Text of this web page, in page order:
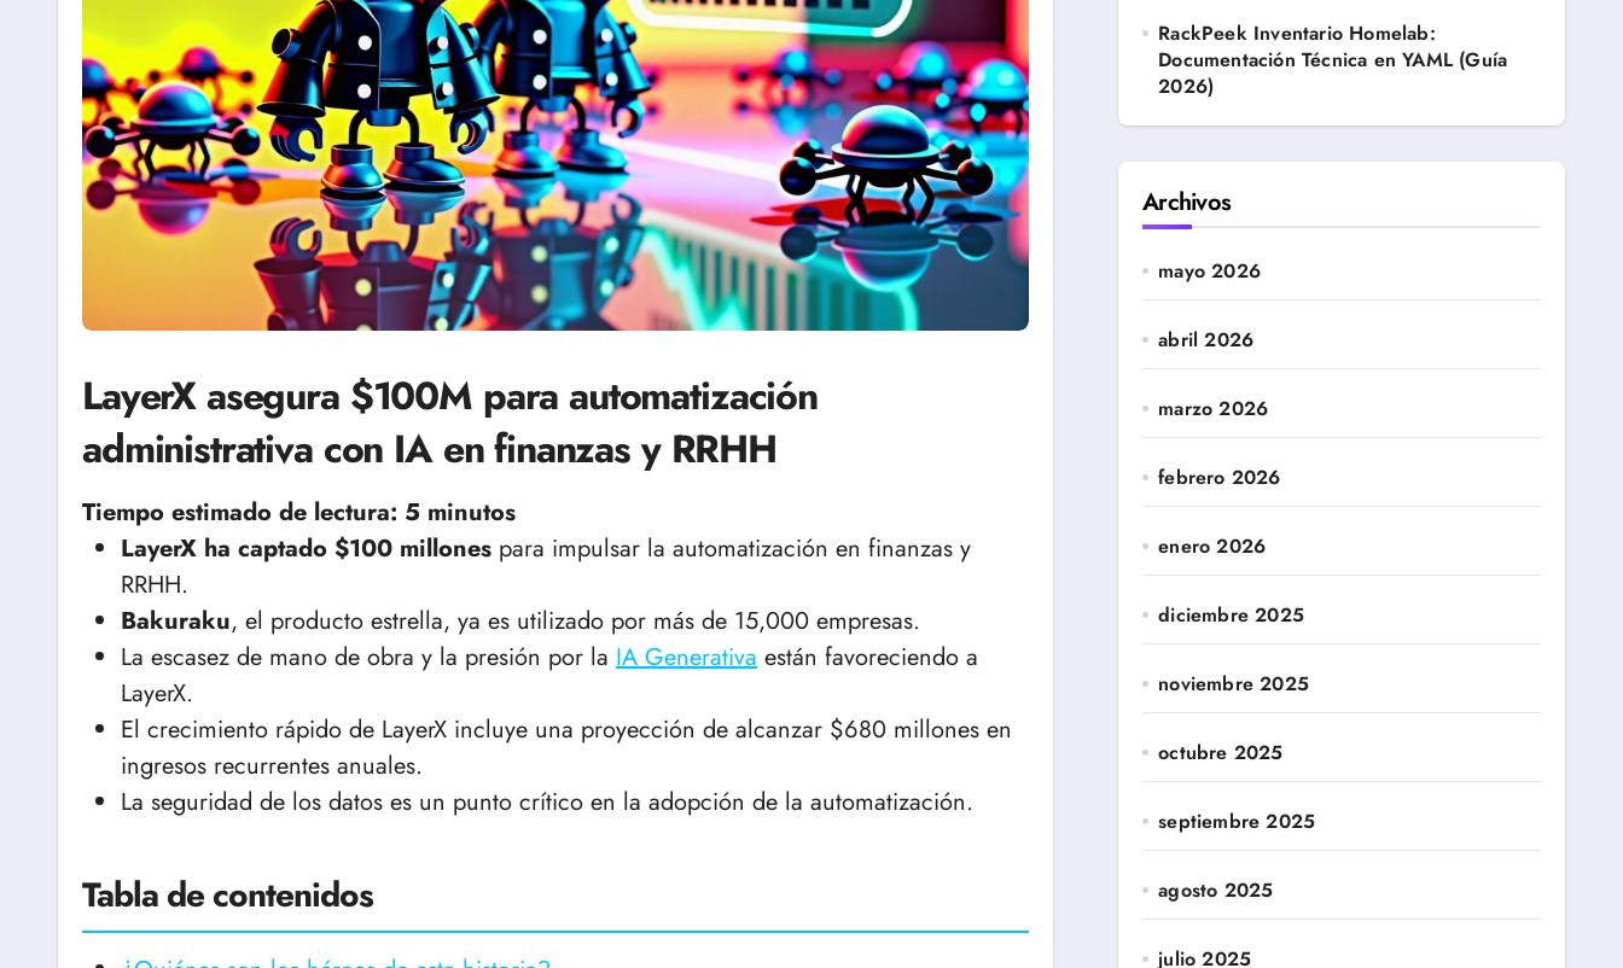
LayerX asegura $100M para automatización
administrativa con IA en finanzas y RRHH
Tiempo estimado de lectura: 5 minutos
LayerX ha captado $100 millones para impulsar la automatización en finanzas y
RRHH.
Bakuraku, el producto estrella, ya es utilizado por más de 15,000 empresas.
La escasez de mano de obra y la presión por la IA Generativa están favoreciendo a
LayerX.
El crecimiento rápido de LayerX incluye una proyección de alcanzar $680 millones en
ingresos recurrentes anuales.
La seguridad de los datos es un punto crítico en la adopción de la automatización.
Tabla de contenidos
RackPeek Inventario Homelab:
Documentación Técnica en YAML (Guía
2026)
Archivos
mayo 2026
abril 2026
marzo 2026
febrero 2026
enero 2026
diciembre 2025
noviembre 2025
octubre 2025
septiembre 2025
agosto 2025
julio 2025